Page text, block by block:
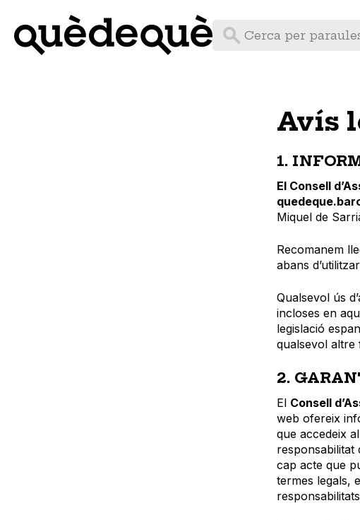
Avís
1.
El Consell
Miquel de
Recomanem
abans
Qualsevol ús
incloses en
legislació
qualsevol altre
2.
El Consell
web ofereix
que accedeix
responsabilitat
cap acte que
termes legals,